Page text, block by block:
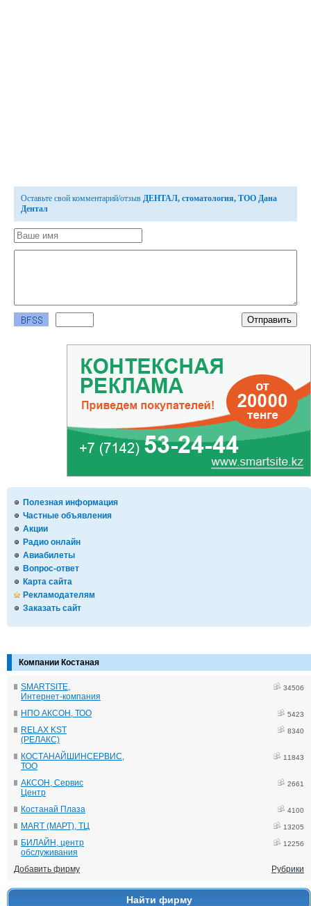
Полезная информация
Частные объявления
Акции
Радио онлайн
Авиабилеты
Вопрос-ответ
Карта сайта
Рекламодателям
Заказать сайт
Компании Костаная
SMARTSITE,
Интернет-компания
34506
НПО АКСОН, ТОО 5423
RELAX KST
(РЕЛАКС)
8340
КОСТАНАЙШИНСЕРВИС,
ТОО
11843
АКСОН, Сервис
Центр
2661
Костанай Плаза 4100
MART (МАРТ), ТЦ 13205
БИЛАЙН, центр
обслуживания
12256
Добавить фирму Рубрики
Найти фирму
Оставьте свой комментарий/отзыв ДЕНТАЛ, стоматология, ТОО Дана
Дентал